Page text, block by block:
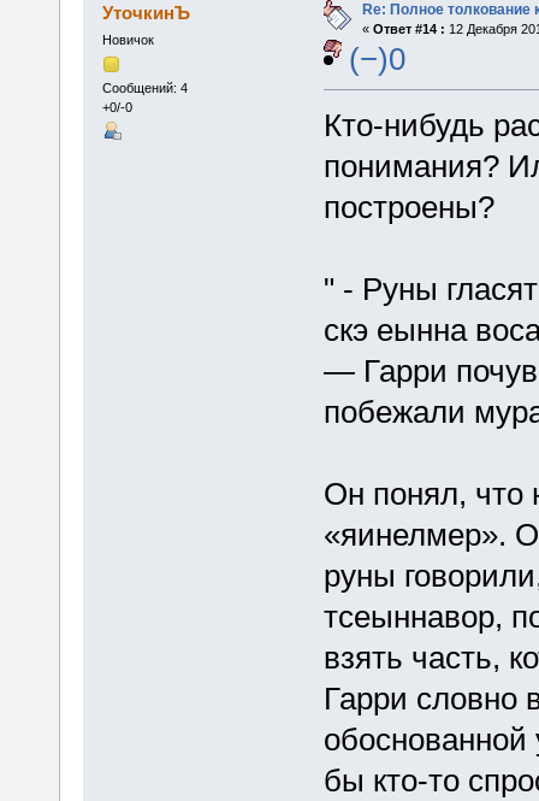
УточкинЪ
Новичок
Сообщений: 4
+0/-0
Re: Полное толкование
« Ответ #14 : 12 Декабря
(−)0
Кто-нибудь
понимания?
построены?
" - Руны
скэ еынна
— Гарри
побежали
Он понял, что
«яинелмер».
руны
тсеыннавор,
взять часть,
Гарри словно
обоснованной
бы кто-то